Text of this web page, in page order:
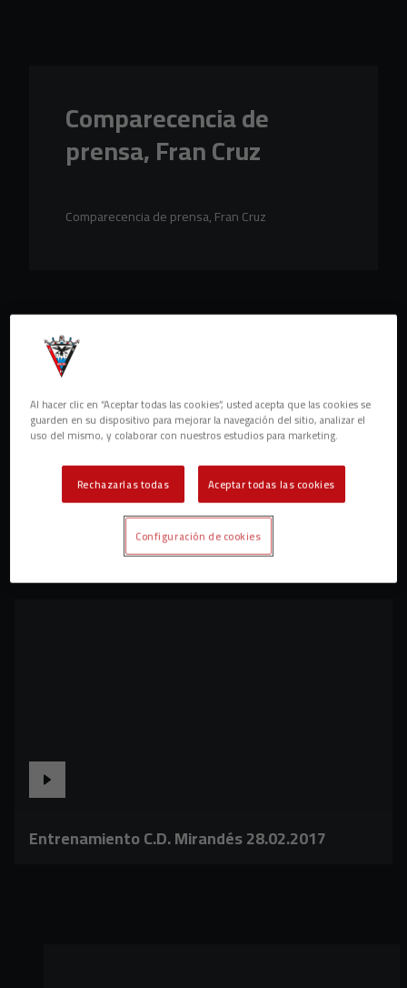
Comparecencia de
prensa, Fran Cruz
Comparecencia de prensa, Fran Cruz
Entrenamiento C.D. Mirandés 28.02.2017
Al hacer clic en “Aceptar todas las cookies”, usted acepta que las cookies se
guarden en su dispositivo para mejorar la navegación del sitio, analizar el
uso del mismo, y colaborar con nuestros estudios para marketing.
Rechazarlas todas Aceptar todas las cookies
Configuración de cookies